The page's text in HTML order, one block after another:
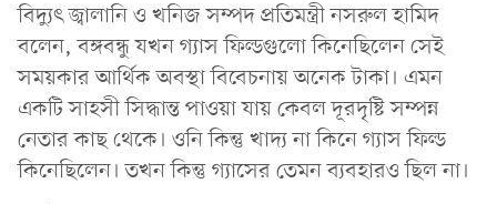
বিদ্যুৎ জ্বালানি ও খনিজ সম্পদ প্রতিমন্ত্রী নসরুল হামিদ
বলেন, বঙ্গবন্ধু যখন গ্যাস ফিল্ডগুলো কিনেছিলেন সেই
সময়কার আর্থিক অবস্থা বিবেচনায় অনেক টাকা। এমন
একটি সাহসী সিদ্ধান্ত পাওয়া যায় কেবল দূরদৃষ্টি সম্পন্ন
নেতার কাছ থেকে। ওনি কিন্তু খাদ্য না কিনে গ্যাস ফিল্ড
কিনেছিলেন। তখন কিন্তু গ্যাসের তেমন ব্যবহারও ছিল না।